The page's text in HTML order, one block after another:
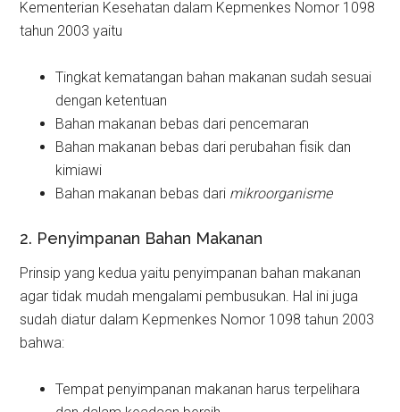
Kementerian Kesehatan dalam Kepmenkes Nomor 1098
tahun 2003 yaitu
Tingkat kematangan bahan makanan sudah sesuai
dengan ketentuan
Bahan makanan bebas dari pencemaran
Bahan makanan bebas dari perubahan fisik dan
kimiawi
Bahan makanan bebas dari mikroorganisme
2. Penyimpanan Bahan Makanan
Prinsip yang kedua yaitu penyimpanan bahan makanan
agar tidak mudah mengalami pembusukan. Hal ini juga
sudah diatur dalam Kepmenkes Nomor 1098 tahun 2003
bahwa:
Tempat penyimpanan makanan harus terpelihara